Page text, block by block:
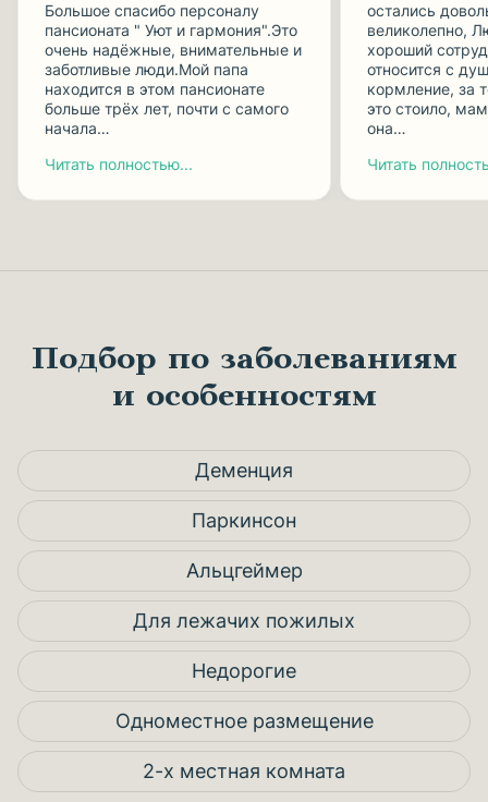
Большое спасибо персоналу
пансионата " Уют и гармония".Это
очень надёжные, внимательные и
заботливые люди.Мой папа
находится в этом пансионате
больше трёх лет, почти с самого
начала…
Читать полностью...
остались
великолепно,
хороший
относится с
кормление, за
это стоило,
она…
Читать
Подбор по заболеваниям
и особенностям
Деменция
Паркинсон
Альцгеймер
Для лежачих пожилых
Недорогие
Одноместное размещение
2-х местная комната